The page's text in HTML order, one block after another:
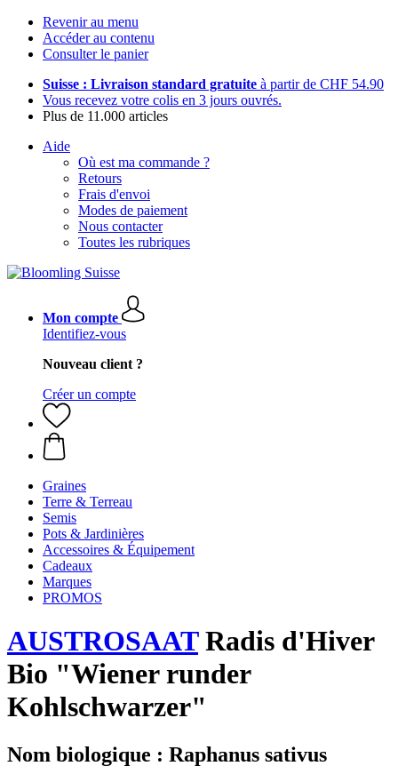
Revenir au menu
Accéder au contenu
Consulter le panier
Suisse : Livraison standard gratuite à partir de CHF 54.90
Vous recevez votre colis en 3 jours ouvrés.
Plus de 11.000 articles
Aide
Où est ma commande ?
Retours
Frais d'envoi
Modes de paiement
Nous contacter
Toutes les rubriques
Mon compte
Identifiez-vous
Nouveau client ?
Créer un compte
Graines
Terre & Terreau
Semis
Pots & Jardinières
Accessoires & Équipement
Cadeaux
Marques
PROMOS
AUSTROSAATRadis d'Hiver
Bio "Wiener runder
Kohlschwarzer"
Nom biologique : Raphanus sativus